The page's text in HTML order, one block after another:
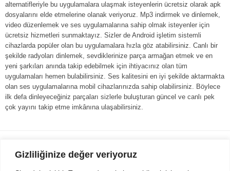
Gizliliğinize değer veriyoruz
alternatifleriyle bu uygulamalara ulaşmak isteyenlerin ücretsiz olarak apk
dosyalarını elde etmelerine olanak veriyoruz. Mp3 indirmek ve dinlemek,
video düzenlemek ve ses uygulamalarına sahip olmak isteyenler için
ücretsiz hizmetleri sunmaktayız. Sizler de Android işletim sistemli
cihazlarda popüler olan bu uygulamalara hızla göz atabilirsiniz. Canlı bir
şekilde radyoları dinlemek, sevdiklerinize parça armağan etmek ve en
yeni şarkıları anında takip edebilmek için ihtiyacınız olan tüm
uygulamaları hemen bulabilirsiniz. Ses kalitesini en iyi şekilde aktarmakta
olan ses uygulamalarına mobil cihazlarınızda sahip olabilirsiniz. Böylece
ilk defa dinleyeceğiniz parçaları sizlerle buluşturan güncel ve canlı pek
çok yayını takip etme imkânına ulaşabilirsiniz.
Gezi Seyahat indirvip apk